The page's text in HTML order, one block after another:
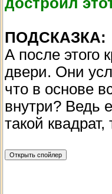
ПОДСКАЗКА:
А после этого
двери. Они
что в основе
внутри? Ведь
такой